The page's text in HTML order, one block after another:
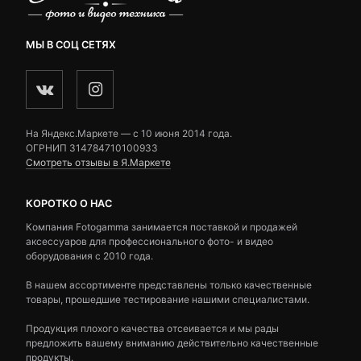
МЫ В СОЦ СЕТЯХ
На Яндекс.Маркете — c 10 июня 2014 года.
ОГРНИП 314784710100933
Смотреть отзывы в Я.Маркете
КОРОТКО О НАС
Компания Fotogamma занимается поставкой и продажей
аксессуаров для профессионального фото- и видео
оборудования с 2010 года.
В нашем ассортименте представлены только качественные
товары, прошедшие тестирование нашими специалистами.
Продукция плохого качества отсеивается и мы рады
предложить вашему вниманию действительно качественные
продукты.